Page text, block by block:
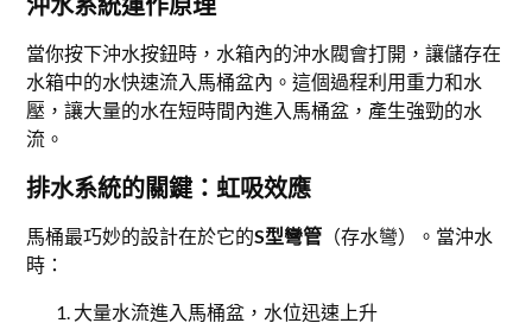
當你按下沖水按鈕時，水箱內的沖水閥會打開，讓儲存在
水箱中的水快速流入馬桶盆內。這個過程利用重力和水
壓，讓大量的水在短時間內進入馬桶盆，產生強勁的水
流。
排水系統的關鍵：虹吸效應
馬桶最巧妙的設計在於它的S型彎管 （存水彎）。當沖水
時：
大量水流進入馬桶盆，水位迅速上升